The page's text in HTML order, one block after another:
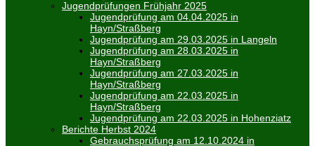
Jugendprüfungen Frühjahr 2025
Jugendprüfung am 04.04.2025 in
Hayn/Straßberg
Jugendprüfung am 29.03.2025 in Langeln
Jugendprüfung am 28.03.2025 in
Hayn/Straßberg
Jugendprüfung am 27.03.2025 in
Hayn/Straßberg
Jugendprüfung am 22.03.2025 in
Hayn/Straßberg
Jugendprüfung am 22.03.2025 in Hohenziatz
Berichte Herbst 2024
Gebrauchsprüfung am 12.10.2024 in